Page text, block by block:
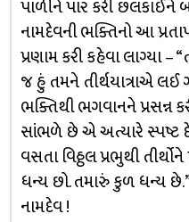
પાળીને પાર કરી છલકાઈને
નામદેવની ભક્તિનો આ
પ્રણામ કરી કહેવા લાગ્યા –
જ હું તમને તીર્થયાત્રાએ લઈ
ભક્તિથી ભગવાનને પ્રસન્ન
સાંભળે છે એ અત્યારે સ્પષ્ટ
વસતા વિઠ્ઠલ પ્રભુથી
ધન્ય છો. તમારું કુળ ધન્ય
નામદેવ !